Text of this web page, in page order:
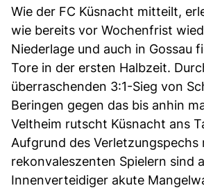
Wie der FC Küsnacht mitteilt,
wie bereits vor Wochenfrist
Niederlage und auch in Gossau
Tore in der ersten Halbzeit.
überraschenden 3:1-Sieg von
Beringen gegen das bis anhin
Veltheim rutscht Küsnacht ans
Aufgrund des Verletzungspechs
rekonvaleszenten Spielern sind
Innenverteidiger akute